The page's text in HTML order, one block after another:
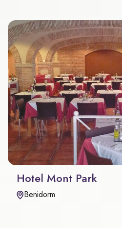
Hotel Mont Park
Benidorm